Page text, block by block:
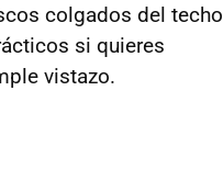
colgados del techo
si quieres
vistazo.